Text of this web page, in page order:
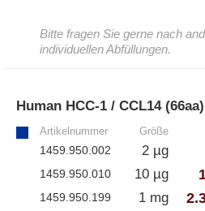
Bitte fragen Sie gerne nach
individuellen Abfüllungen.
Human HCC-1 / CCL14 (66aa)
Artikelnummer Größe
1459.950.002 2 µg
1459.950.010 10 µg
1459.950.199 1 mg